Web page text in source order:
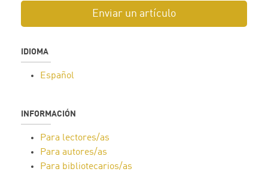
Enviar un artículo
IDIOMA
Español
INFORMACIÓN
Para lectores/as
Para autores/as
Para bibliotecarios/as